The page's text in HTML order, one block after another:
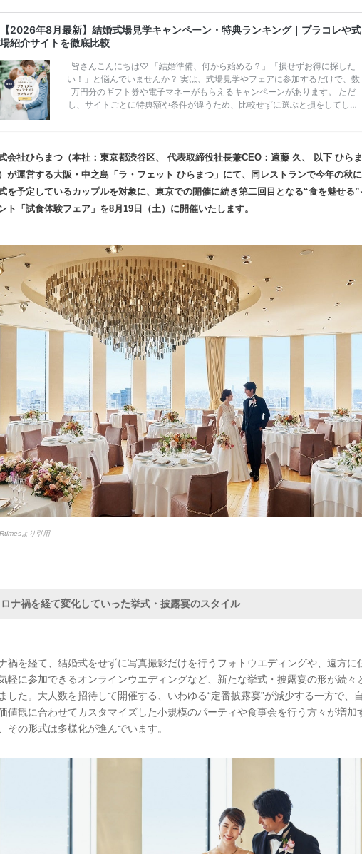
【2026年8月最新】結婚式場見学キャンペーン・特典ランキング｜プラコレや式
場紹介サイトを徹底比較
皆さんこんにちは♡ 「結婚準備、何から始める？」「損せずお得に探した
い！」と悩んでいませんか？ 実は、式場見学やフェアに参加するだけで、数
万円分のギフト券や電子マネーがもらえるキャンペーンがあります。 ただ
し、サイトごとに特典額や条件が違うため、比較せずに選ぶと損をしてしま
ンペーン特典ランキングを公開！ 比較サイト：プラコレ、ゼクシィ、ハナユ
得？」「プラコレの特典は？」といった疑問も解決します。 まずは診断で候
補を絞れる「ウェディング診断」か、体験型 […] 続きを読む
会社ひらまつ（本社：東京都渋谷区、 代表取締役社長兼CEO：遠藤 久、 以下 ひらま
が運営する大阪・中之島「ラ・フェット ひらまつ」にて、同レストランで今年の秋
を予定しているカップルを対象に、東京での開催に続き第二回目となる“食を魅せる”
ト「試食体験フェア」を8月19日（土）に開催いたします。
より引用
ロナ禍を経て変化していった挙式・披露宴のスタイル
禍を経て、結婚式をせずに写真撮影だけを行うフォトウエディングや、遠方に
軽に参加できるオンラインウエディングなど、新たな挙式・披露宴の形が続々
した。大人数を招待して開催する、いわゆる“定番披露宴”が減少する一方で、
値観に合わせてカスタマイズした小規模のパーティや食事会を行う方々が増加
その形式は多様化が進んでいます。